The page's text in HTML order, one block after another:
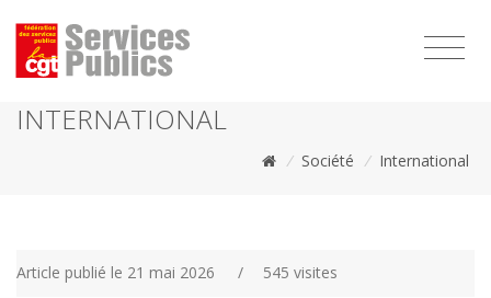
INTERNATIONAL
/ Société / International
Article publié le 21 mai 2026 / 545 visites